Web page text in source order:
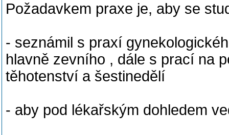
Požadavkem praxe je, aby se
- seznámil s praxí
hlavně zevního , dále s prací na
těhotenství a šestinedělí
- aby pod lékařským dohledem